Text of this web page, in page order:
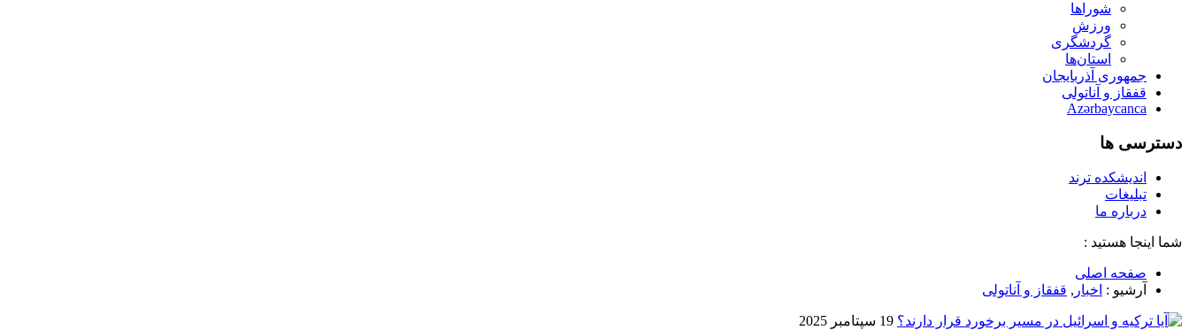
شوراها
ورزش
گردشگری
استان‌ها
جمهوری آذربایجان
قفقاز و آناتولی
Azərbaycanca
دسترسی ها
اندیشکده ترند
تبلیغات
درباره ما
شما اینجا هستید :
صفحه اصلی
آرشیو : اخبار , قفقاز و آناتولی
19 سپتامبر 2025